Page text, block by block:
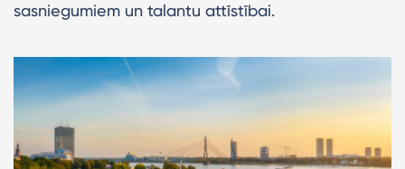
sasniegumiem un talantu attīstībai.